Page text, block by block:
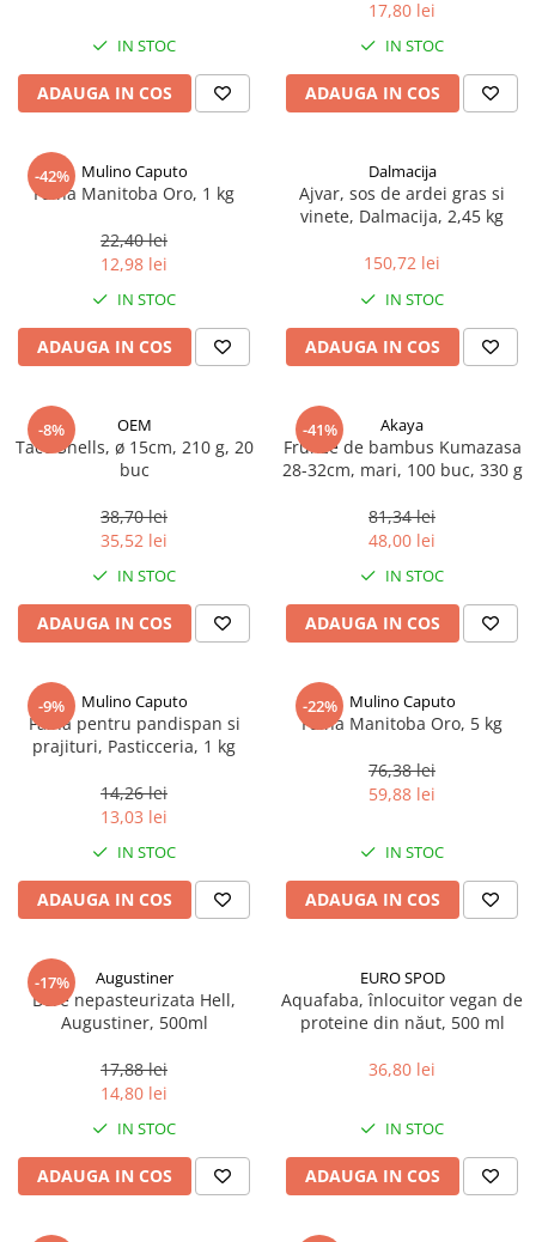
Sare de mare din Marea Nordului
Sare de mare din Oceanele Pacific
si Indian
Portugalia
Sare de roca
Sare speciala
Terine si placinte
Uleiuri speciale/presate la rece
Ulei de masline extravirgin
Ulei Gewurzgarten
Ulei Huilerie Beaujolaise
Ulei Huileries du Berry
Uleiuri aromatizate
Ulei Wiberg Gastro
Prajitore paine
Gratare
IN STOC
ADAUGA IN COS
17,80 lei
IN STOC
ADAUGA IN COS
-42% Mulino Caputo
Faina Manitoba Oro, 1 kg
22,40 lei
12,98 lei
IN STOC
ADAUGA IN COS
Dalmacija
Ajvar, sos de ardei gras si
vinete, Dalmacija, 2,45 kg
150,72 lei
IN STOC
ADAUGA IN COS
-8% OEM
Taco Shells, ø 15cm, 210 g, 20
buc
38,70 lei
35,52 lei
IN STOC
ADAUGA IN COS
-41% Akaya
Frunze de bambus Kumazasa
28-32cm, mari, 100 buc, 330 g
81,34 lei
48,00 lei
IN STOC
ADAUGA IN COS
-9% Mulino Caputo
Faina pentru pandispan si
prajituri, Pasticceria, 1 kg
14,26 lei
13,03 lei
IN STOC
ADAUGA IN COS
-22% Mulino Caputo
Faina Manitoba Oro, 5 kg
76,38 lei
59,88 lei
IN STOC
ADAUGA IN COS
-17% Augustiner
Bere nepasteurizata Hell,
Augustiner, 500ml
17,88 lei
14,80 lei
IN STOC
ADAUGA IN COS
EURO SPOD
Aquafaba, înlocuitor vegan de
proteine ​​din năut, 500 ml
36,80 lei
IN STOC
ADAUGA IN COS